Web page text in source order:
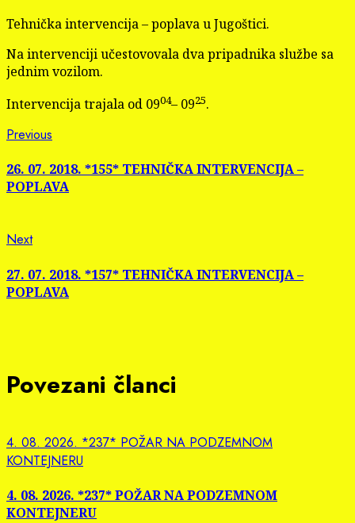
Tehnička intervencija – poplava u Jugoštici.
Na intervenciji učestovovala dva pripadnika službe sa
jednim vozilom.
Intervencija trajala od 0904– 0925.
Continue
Reading
Previous
26. 07. 2018. *155* TEHNIČKA INTERVENCIJA –
POPLAVA
NextNext
27. 07. 2018. *157* TEHNIČKA INTERVENCIJA –
POPLAVA
Povezani članci
4. 08. 2026. *237* POŽAR NA PODZEMNOM
KONTEJNERU
4. 08. 2026. *237* POŽAR NA PODZEMNOM
KONTEJNERU